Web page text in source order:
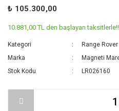
₺ 105.300,00
10.881,00 TL den başlayan taksitlerle!!
Kategori
Range
Marka
Magneti
Stok Kodu
LR026160